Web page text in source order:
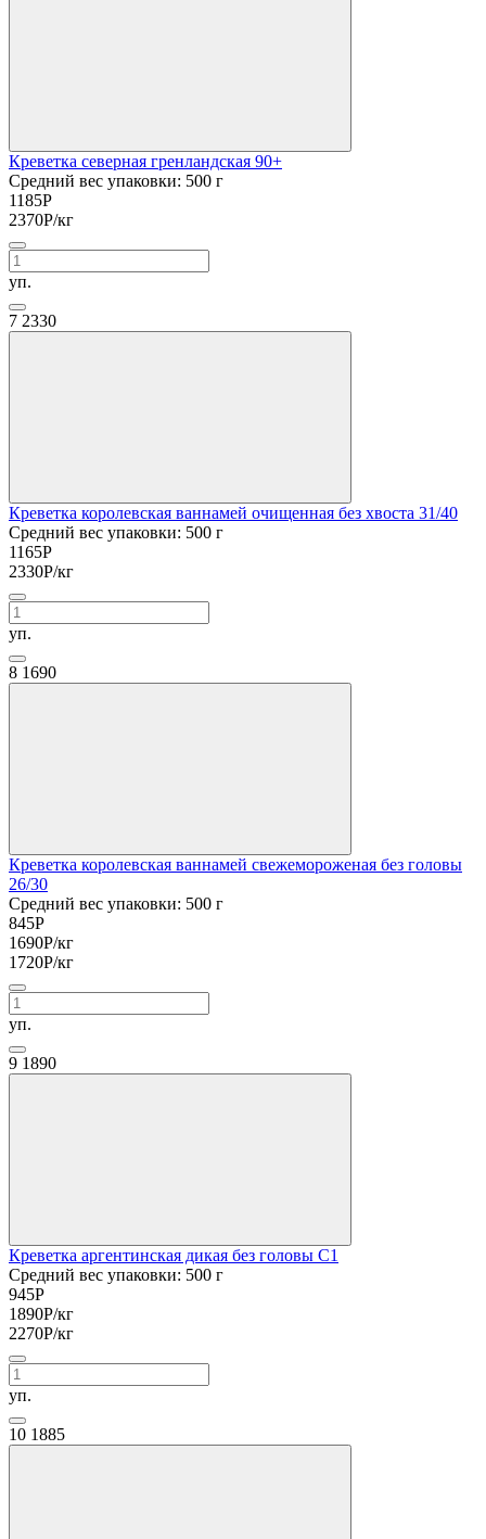
Креветка северная гренландская 90+
Средний вес упаковки: 500 г
1185Р
2370Р/кг
уп.
7 2330
Креветка королевская ваннамей очищенная без хвоста 31/40
Средний вес упаковки: 500 г
1165Р
2330Р/кг
уп.
8 1690
Креветка королевская ваннамей свежемороженая без головы
26/30
Средний вес упаковки: 500 г
845Р
1690Р/кг
1720Р/кг
уп.
9 1890
Креветка аргентинская дикая без головы С1
Средний вес упаковки: 500 г
945Р
1890Р/кг
2270Р/кг
уп.
10 1885